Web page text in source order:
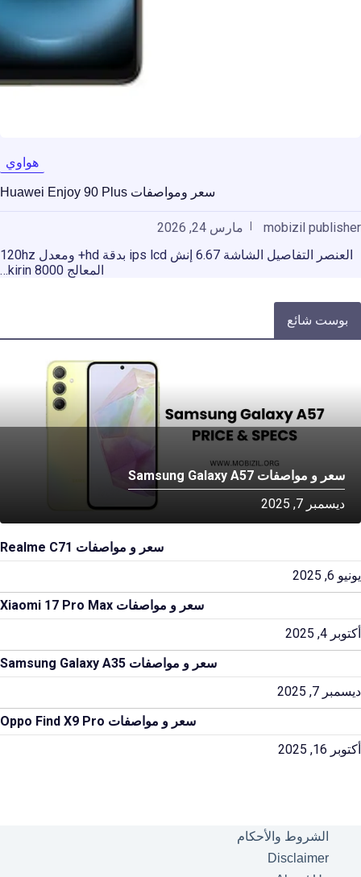
هواوي
سعر ومواصفات Huawei Enjoy 90 Plus
mobizil publisher
مارس 24, 2026
العنصر التفاصيل الشاشة 6.67 إنش ips lcd بدقة hd+ ومعدل 120hz
المعالج kirin 8000…
بوست شائع
سعر و مواصفات Samsung Galaxy A57
ديسمبر 7, 2025
سعر و مواصفات Realme C71
يونيو 6, 2025
سعر و مواصفات Xiaomi 17 Pro Max
أكتوبر 4, 2025
سعر و مواصفات Samsung Galaxy A35
ديسمبر 7, 2025
سعر و مواصفات Oppo Find X9 Pro
أكتوبر 16, 2025
الشروط والأحكام
Disclaimer